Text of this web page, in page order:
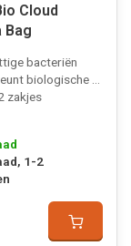
Cloud
Bag
bacteriën
biologische processen
zakjes
1-2